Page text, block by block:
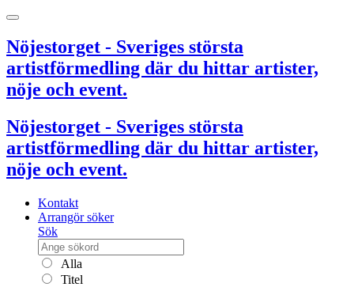
Nöjestorget - Sveriges största
artistförmedling där du hittar artister,
nöje och event.
Nöjestorget - Sveriges största
artistförmedling där du hittar artister,
nöje och event.
Kontakt
Arrangör söker
Sök
Alla
Titel